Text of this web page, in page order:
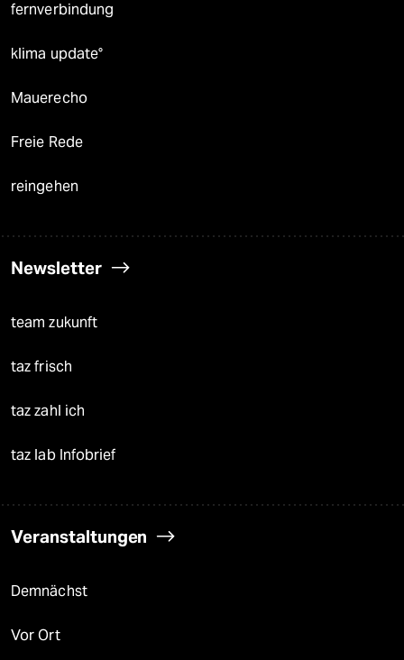
fernverbindung
klima update°
Mauerecho
Freie Rede
reingehen
Newsletter
team zukunft
taz frisch
taz zahl ich
taz lab Infobrief
Veranstaltungen
Demnächst
Vor Ort